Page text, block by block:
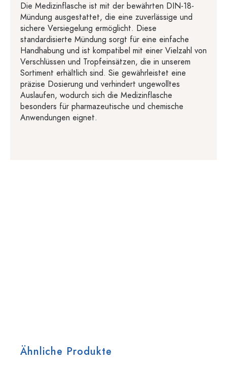
Die Medizinflasche ist mit der bewährten DIN-18-
Mündung ausgestattet, die eine zuverlässige und
sichere Versiegelung ermöglicht. Diese
standardisierte Mündung sorgt für eine einfache
Handhabung und ist kompatibel mit einer Vielzahl von
Verschlüssen und Tropfeinsätzen, die in unserem
Sortiment erhältlich sind. Sie gewährleistet eine
präzise Dosierung und verhindert ungewolltes
Auslaufen, wodurch sich die Medizinflasche
besonders für pharmazeutische und chemische
Anwendungen eignet.
Ähnliche Produkte